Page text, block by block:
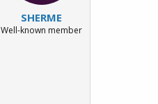
SHERME
Well-known member